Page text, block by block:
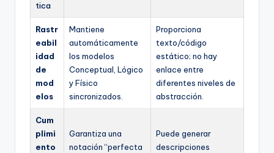
tica
Rastr
eabil
idad
de
mod
elos
Mantiene
automáticamente
los modelos
Conceptual, Lógico
y Físico
sincronizados.
Proporciona
texto/código
estático; no hay
enlace entre
diferentes niveles de
abstracción.
Cum
plimi
ento
Garantiza una
notación “perfecta
Puede generar
descripciones